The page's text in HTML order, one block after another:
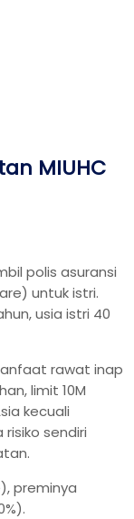
MIUHC
polis asuransi
untuk istri.
usia istri 40
rawat inap
limit 10M
kecuali
sendiri
preminya